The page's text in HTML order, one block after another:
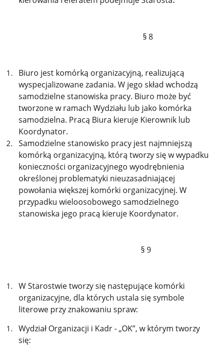
§ 8
Biuro jest komórką organizacyjną, realizującą
wyspecjalizowane zadania. W jego skład wchodzą
samodzielne stanowiska pracy. Biuro może być
tworzone w ramach Wydziału lub jako komórka
samodzielna. Pracą Biura kieruje Kierownik lub
Koordynator.
Samodzielne stanowisko pracy jest najmniejszą
komórką organizacyjną, którą tworzy się w wypadku
konieczności organizacyjnego wyodrębnienia
określonej problematyki nieuzasadniającej
powołania większej komórki organizacyjnej. W
przypadku wieloosobowego samodzielnego
stanowiska jego pracą kieruje Koordynator.
§ 9
W Starostwie tworzy się następujące komórki
organizacyjne, dla których ustala się symbole
literowe przy znakowaniu spraw:
Wydział Organizacji i Kadr - „OK”, w którym tworzy
się: